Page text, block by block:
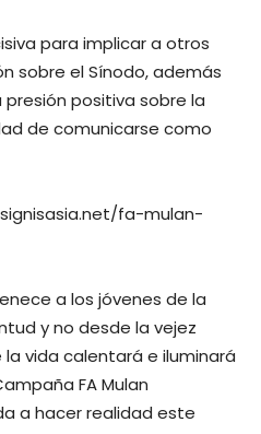
para implicar a otros
sobre el Sínodo, además
positiva sobre la
de comunicarse como
fa-mulan-
a los jóvenes de la
y no desde la vejez
vida calentará e iluminará
FA Mulan
a hacer realidad este